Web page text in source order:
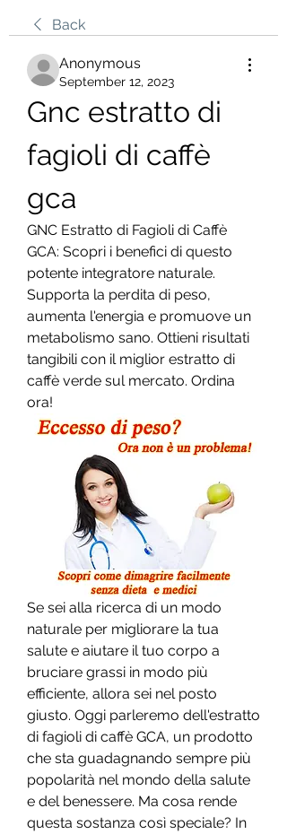
Back
Anonymous
September 12, 2023
Gnc estratto di
fagioli di caffè
gca
GNC Estratto di Fagioli di Caffè
GCA: Scopri i benefici di questo
potente integratore naturale.
Supporta la perdita di peso,
aumenta l'energia e promuove un
metabolismo sano. Ottieni risultati
tangibili con il miglior estratto di
caffè verde sul mercato. Ordina
ora!
Se sei alla ricerca di un modo
naturale per migliorare la tua
salute e aiutare il tuo corpo a
bruciare grassi in modo più
efficiente, allora sei nel posto
giusto. Oggi parleremo dell'estratto
di fagioli di caffè GCA, un prodotto
che sta guadagnando sempre più
popolarità nel mondo della salute
e del benessere. Ma cosa rende
questa sostanza così speciale? In